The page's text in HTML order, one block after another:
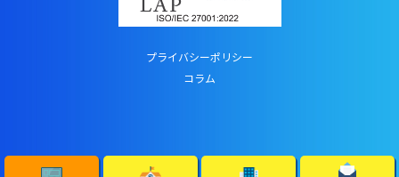
プライバシーポリシー
コラム